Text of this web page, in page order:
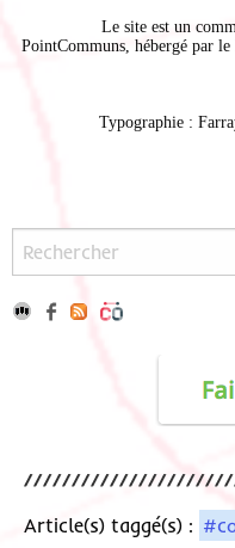
Le site est un
PointCommuns , hébergé par le
Typographie :
Article(s) taggé(s) :